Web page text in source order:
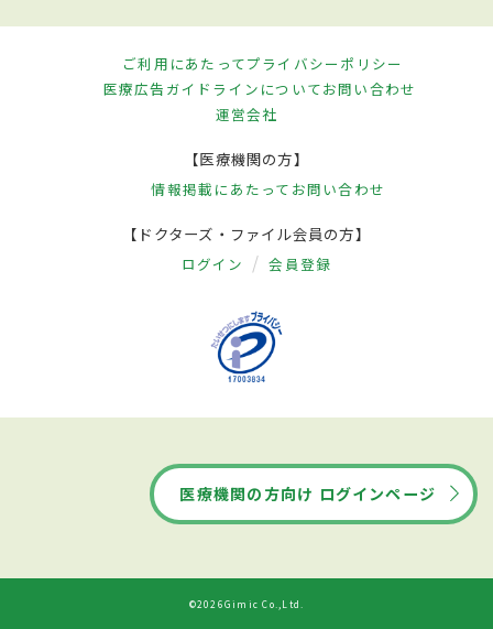
ご利用にあたってプライバシーポリシー
医療広告ガイドラインについてお問い合わせ
運営会社
【医療機関の方】
情報掲載にあたって お問い合わせ
【ドクターズ・ファイル会員の方】
ログイン 会員登録
医療機関の方向け ログインページ
©2026Gimic Co.,Ltd.